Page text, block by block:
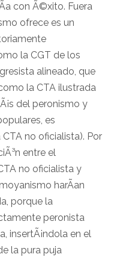
con Ã©xito. Fuera
ofrece es un
la CGT de los
alineado, que
la CTA ilustrada
del peronismo y
es
no oficialista). Por
entre el
no oficialista y
harÃ­an
porque la
peronista
insertÃ¡ndola en el
la pura puja